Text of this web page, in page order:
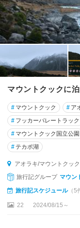
マウントクックに
# マウントクック # ア
# フッカーバレートラック
# マウントクック国立公園
# テカポ湖
アオラキ/マウントクッ
旅行記グループ マウン
旅行記スケジュール（5
22 2024/08/15～